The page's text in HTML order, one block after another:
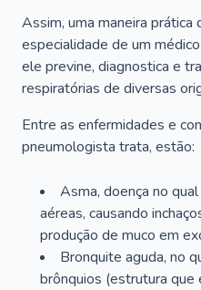
Assim, uma maneira prática
especialidade de um
ele previne, diagnostica e
respiratórias de diversas
Entre as enfermidades e
pneumologista trata, estão:
Asma, doença no
aéreas, causando
produção de muco em
Bronquite aguda, no
brônquios (estrutura que